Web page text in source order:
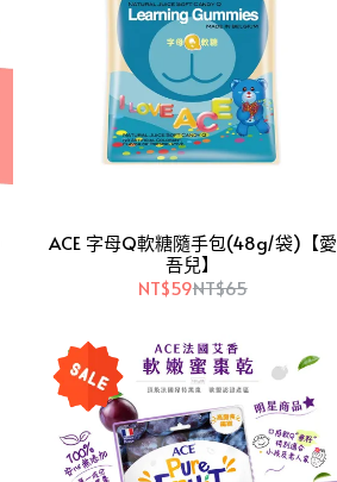
ACE 字母Q軟糖隨手包(48g/袋)【愛
吾兒】
NT$59NT$65